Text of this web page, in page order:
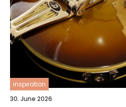
inspiration
30. June 2026